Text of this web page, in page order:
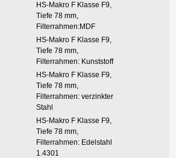
HS-Makro F Klasse F9,
Tiefe 78 mm,
Filterrahmen:MDF
HS-Makro F Klasse F9,
Tiefe 78 mm,
Filterrahmen: Kunststoff
HS-Makro F Klasse F9,
Tiefe 78 mm,
Filterrahmen: verzinkter
Stahl
HS-Makro F Klasse F9,
Tiefe 78 mm,
Filterrahmen: Edelstahl
1.4301